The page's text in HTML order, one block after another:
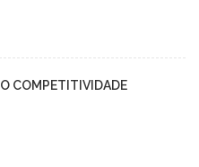
COMPETITIVIDADE